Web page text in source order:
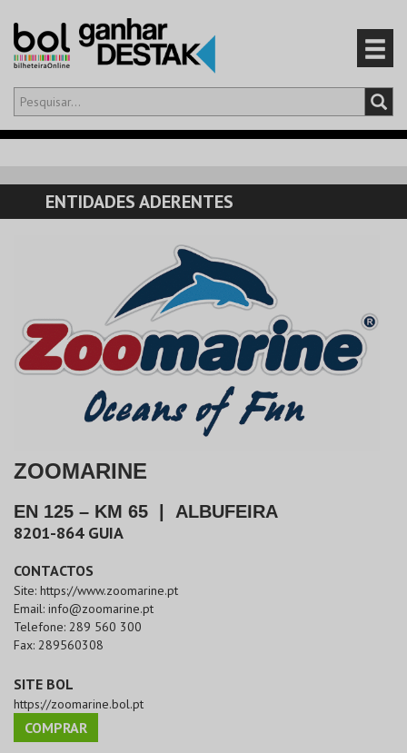
Olá,iniciar sessão
CARRINHO
EVENTOS
PRODUTOS
ENTIDADES ADERENTES
ZOOMARINE
EN 125 – KM 65 ALBUFEIRA
8201-864 GUIA
CONTACTOS
Site: https://www.zoomarine.pt
Email: info@zoomarine.pt
Telefone: 289 560 300
Fax: 289560308
SITE BOL
https://zoomarine.bol.pt
COMPRAR